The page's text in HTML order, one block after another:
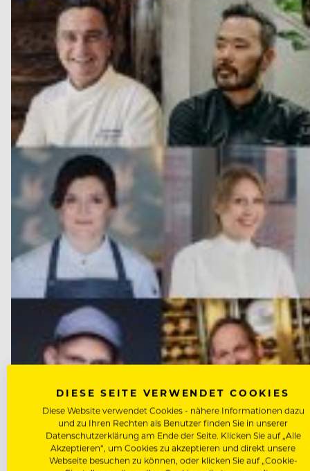
DIESE SEITE VERWENDET COOKIES
Diese Website verwendet Cookies - nähere Informationen dazu
und zu Ihren Rechten als Benutzer finden Sie in unserer
Datenschutzerklärung am Ende der Seite. Klicken Sie auf „Alle
Akzeptieren“, um Cookies zu akzeptieren und direkt unsere
Webseite besuchen zu können, oder klicken Sie auf „Cookie-